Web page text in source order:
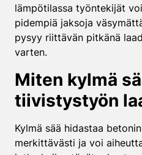
lämpötilassa työntekijät
pidempiä jaksoja
pysyy riittävän pitkänä
varten.
Miten kylmä
tiivistystyön
Kylmä sää hidastaa
merkittävästi ja voi